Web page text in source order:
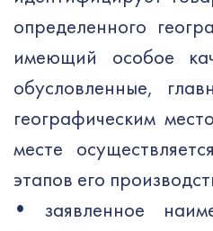
определенного
имеющий особое
обусловленные,
географическим
месте
этапов его
• заявленное